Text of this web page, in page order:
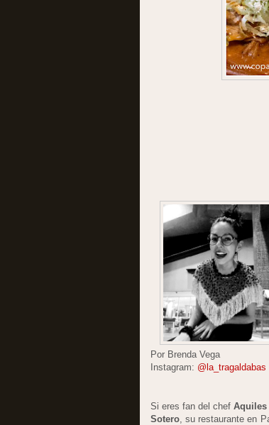
Por Brenda Vega
Instagram: @la_tragaldabas
Si eres fan del chefAquiles
Sotero, su restaurante en